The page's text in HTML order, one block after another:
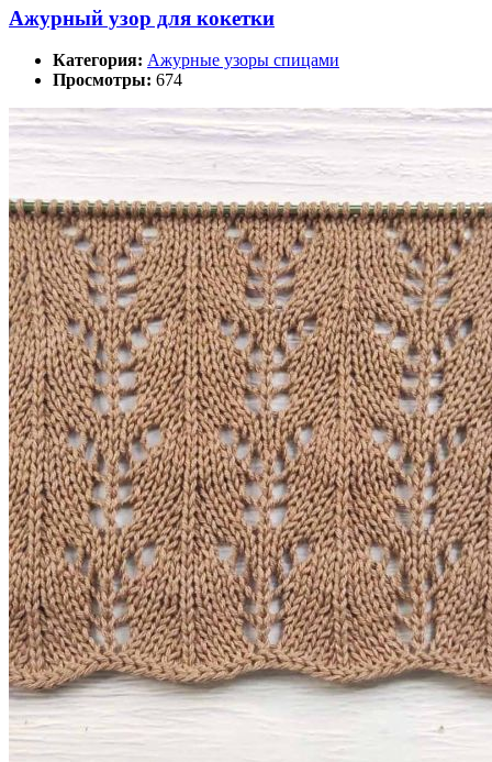
Ажурный узор для кокетки
Категория: Ажурные узоры спицами
Просмотры: 674